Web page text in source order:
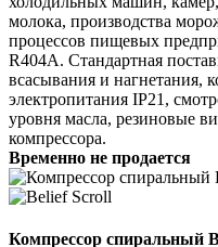
молока, производства
процессов пищевых
R404A. Стандартная
всасывания и нагнетания,
электропитания IP21,
уровня масла, резиновые
компрессора.
Временно не продается
Компрессор спиральный